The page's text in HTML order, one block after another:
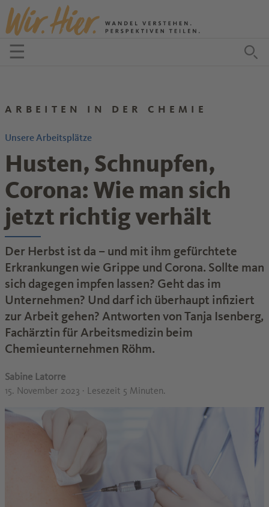
Zum Inhalt springen
☰Menü öffnen
ARBEITEN IN DER CHEMIE
Unsere Arbeitsplätze
Husten, Schnupfen,
Corona: Wie man sich
jetzt richtig verhält
Der Herbst ist da – und mit ihm gefürchtete
Erkrankungen wie Grippe und Corona. Sollte man
sich dagegen impfen lassen? Geht das im
Unternehmen? Und darf ich überhaupt infiziert
zur Arbeit gehen? Antworten von Tanja Isenberg,
Fachärztin für Arbeitsmedizin beim
Chemieunternehmen Röhm.
Sabine Latorre
15. November 2023 · Lesezeit 5 Minuten.